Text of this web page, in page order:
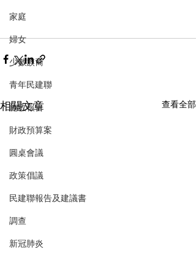
家庭
婦女
少數族裔
青年民建聯
施政報告
財政預算案
圓桌會議
政策倡議
民建聯報告及建議書
調查
新冠肺炎
相關文章 查看全部